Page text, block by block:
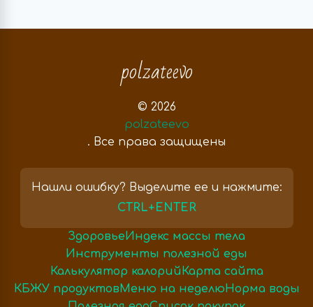
polzateevo
© 2026
polzateevo
. Все права защищены
Нашли ошибку? Выделите ее и нажмите:
CTRL+ENTER
Здоровье Индекс массы тела
Инструменты полезной еды
Калькулятор калорий Карта сайта
КБЖУ продуктов Меню на неделю Норма воды